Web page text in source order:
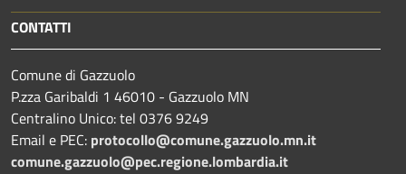
CONTATTI
Comune di Gazzuolo
P.zza Garibaldi 1 46010 - Gazzuolo MN
Centralino Unico: tel 0376 9249
Email e PEC: protocollo@comune.gazzuolo.mn.it
comune.gazzuolo@pec.regione.lombardia.it